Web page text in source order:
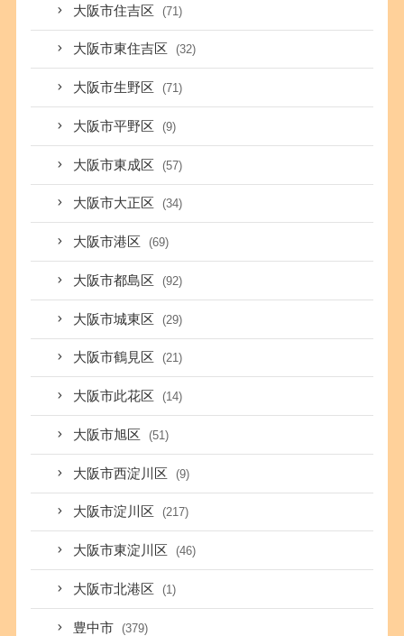
大阪市住吉区 (71)
大阪市東住吉区 (32)
大阪市生野区 (71)
大阪市平野区 (9)
大阪市東成区 (57)
大阪市大正区 (34)
大阪市港区 (69)
大阪市都島区 (92)
大阪市城東区 (29)
大阪市鶴見区 (21)
大阪市此花区 (14)
大阪市旭区 (51)
大阪市西淀川区 (9)
大阪市淀川区 (217)
大阪市東淀川区 (46)
大阪市北港区 (1)
豊中市 (379)